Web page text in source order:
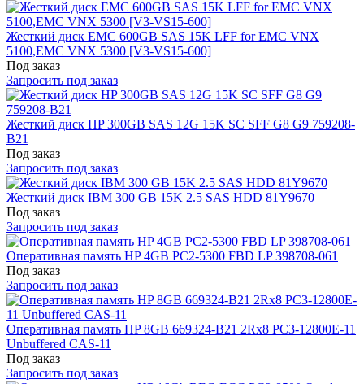
Жесткий диск EMC 600GB SAS 15K LFF for EMC VNX
5100,EMC VNX 5300 [V3-VS15-600]
Под заказ
Запросить под заказ
Жесткий диск HP 300GB SAS 12G 15K SC SFF G8 G9 759208-
B21
Под заказ
Запросить под заказ
Жесткий диск IBM 300 GB 15K 2.5 SAS HDD 81Y9670
Под заказ
Запросить под заказ
Оперативная память HP 4GB PC2-5300 FBD LP 398708-061
Под заказ
Запросить под заказ
Оперативная память HP 8GB 669324-B21 2Rx8 PC3-12800E-11
Unbuffered CAS-11
Под заказ
Запросить под заказ